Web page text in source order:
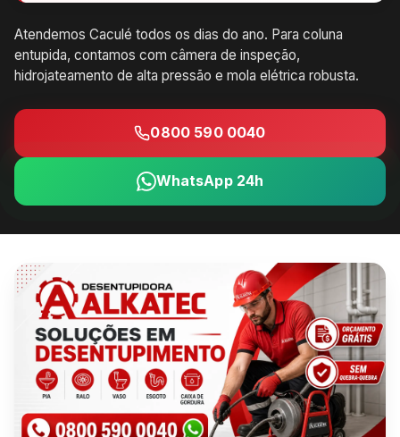
Atendemos Caculé todos os dias do ano. Para coluna
entupida, contamos com câmera de inspeção,
hidrojateamento de alta pressão e mola elétrica robusta.
0800 590 0040
WhatsApp 24h